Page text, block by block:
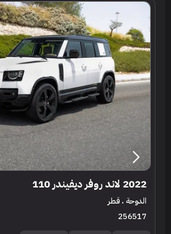
2022 لاند روفر ديفيندر 110
الدوحة ، قطر
256517